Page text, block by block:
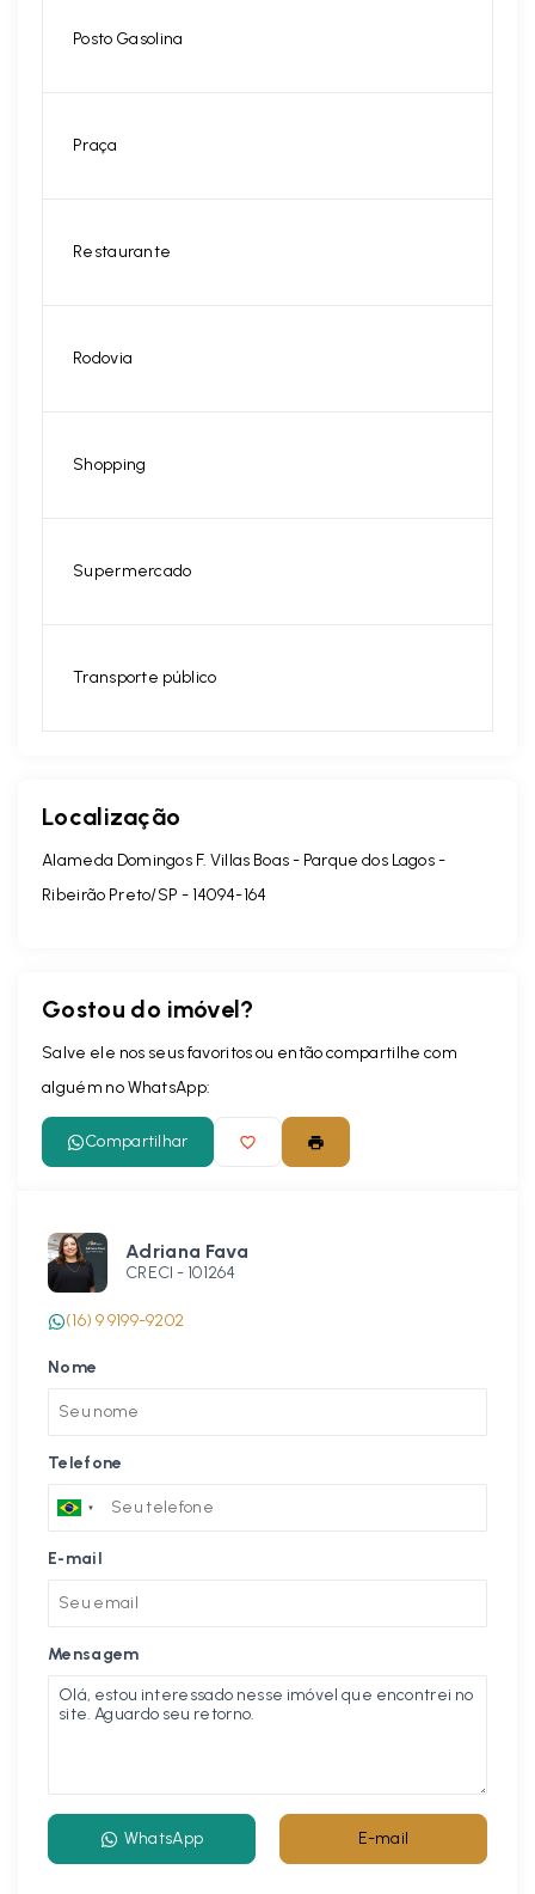
Posto Gasolina
Praça
Restaurante
Rodovia
Shopping
Supermercado
Transporte público
Localização
Alameda Domingos F. Villas Boas - Parque dos Lagos -
Ribeirão Preto/SP - 14094-164
Gostou do imóvel?
Salve ele nos seus favoritos ou então compartilhe com
alguém no WhatsApp:
Compartilhar
Adriana Fava
CRECI - 101264
(16) 9 9199-9202
Nome
Telefone
E-mail
Mensagem
WhatsApp E-mail